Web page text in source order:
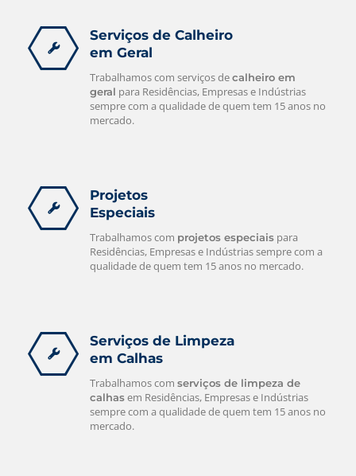
Serviços de Calheiro
em Geral
Trabalhamos com serviços decalheiro em
geral para Residências, Empresas e Indústrias
sempre com a qualidade de quem tem 15 anos no
mercado.
Projetos
Especiais
Trabalhamos com projetos especiais para
Residências, Empresas e Indústrias sempre com a
qualidade de quem tem 15 anos no mercado.
Serviços de Limpeza
em Calhas
Trabalhamos com serviços de limpeza de
calhasem Residências, Empresas e Indústrias
sempre com a qualidade de quem tem 15 anos no
mercado.